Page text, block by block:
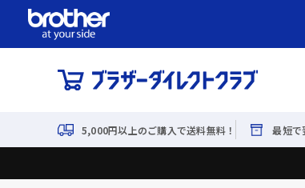
5,000円以上のご購入で送料無料！ 最短で